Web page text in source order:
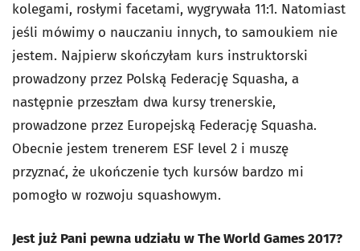
kolegami, rosłymi facetami, wygrywała 11:1. Natomiast
jeśli mówimy o nauczaniu innych, to samoukiem nie
jestem. Najpierw skończyłam kurs instruktorski
prowadzony przez Polską Federację Squasha, a
następnie przeszłam dwa kursy trenerskie,
prowadzone przez Europejską Federację Squasha.
Obecnie jestem trenerem ESF level 2 i muszę
przyznać, że ukończenie tych kursów bardzo mi
pomogło w rozwoju squashowym.
Jest już Pani pewna udziału w The World Games 2017?